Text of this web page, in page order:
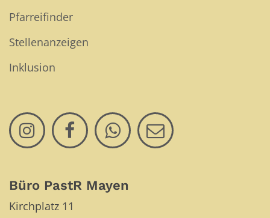
Pfarreifinder
Stellenanzeigen
Inklusion
Büro PastR Mayen
Kirchplatz 11